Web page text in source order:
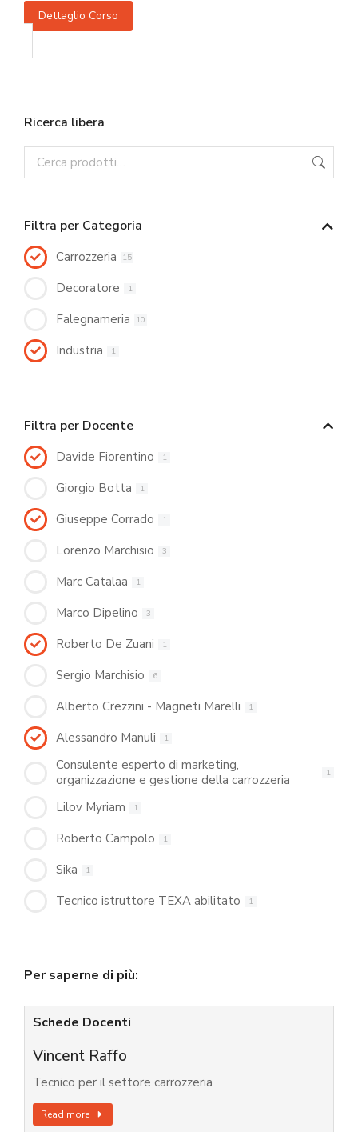
Dettaglio Corso
Ricerca libera
Filtra per Categoria
Carrozzeria 15
Decoratore 1
Falegnameria 10
Industria 1
Filtra per Docente
Davide Fiorentino 1
Giorgio Botta 1
Giuseppe Corrado 1
Lorenzo Marchisio 3
Marc Catalaa 1
Marco Dipelino 3
Roberto De Zuani 1
Sergio Marchisio 6
Alberto Crezzini - Magneti Marelli 1
Alessandro Manuli 1
Consulente esperto di marketing,
organizzazione e gestione della carrozzeria
1
Lilov Myriam 1
Roberto Campolo 1
Sika 1
Tecnico istruttore TEXA abilitato 1
Per saperne di più:
Schede Docenti
Vincent Raffo
Tecnico per il settore carrozzeria
Read more